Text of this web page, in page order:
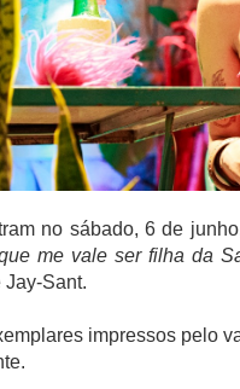
no sábado, 6 de
me vale ser filha da
Sant.
impressos pelo